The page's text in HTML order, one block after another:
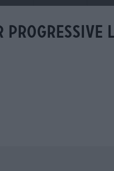
progressive